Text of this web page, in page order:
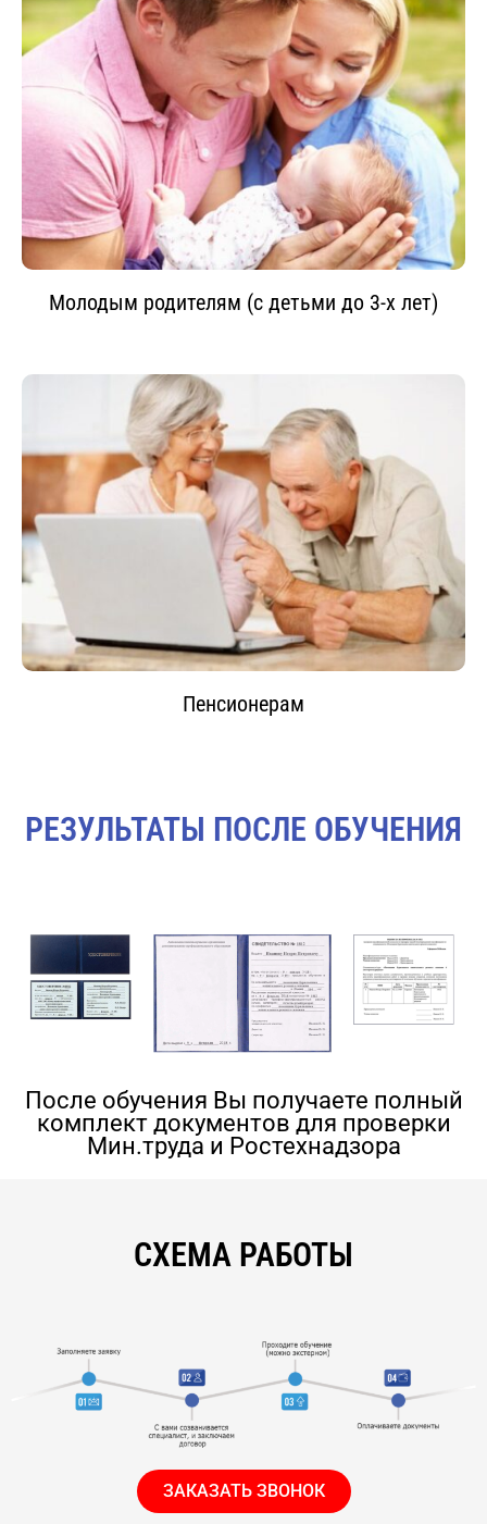
Молодым родителям (с детьми до 3-х лет)
Пенсионерам
РЕЗУЛЬТАТЫ ПОСЛЕ ОБУЧЕНИЯ
После обучения Вы получаете полный
комплект документов для проверки
Мин.труда и Ростехнадзора
СХЕМА РАБОТЫ
ЗАКАЗАТЬ ЗВОНОК